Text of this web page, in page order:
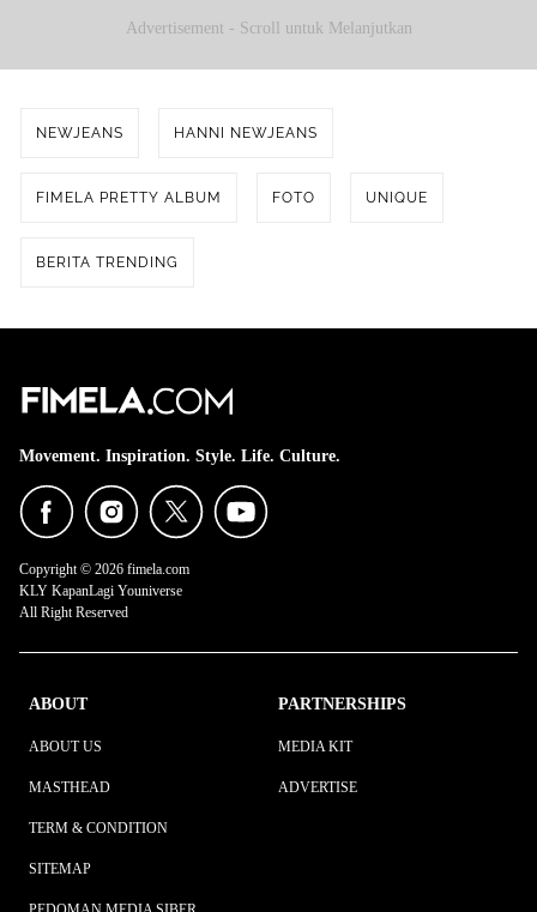
Advertisement - Scroll untuk Melanjutkan
NEWJEANS HANNI NEWJEANS
FIMELA PRETTY ALBUM FOTO UNIQUE
BERITA TRENDING
Movement. Inspiration. Style. Life. Culture.
Copyright © 2026 fimela.com
KLY KapanLagi Youniverse
All Right Reserved
ABOUT
ABOUT US
MASTHEAD
TERM & CONDITION
SITEMAP
PARTNERSHIPS
MEDIA KIT
ADVERTISE